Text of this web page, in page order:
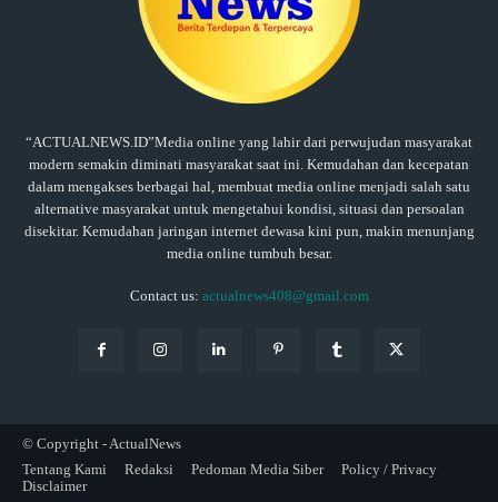
“ACTUALNEWS.ID”Media online yang lahir dari perwujudan masyarakat
modern semakin diminati masyarakat saat ini. Kemudahan dan kecepatan
dalam mengakses berbagai hal, membuat media online menjadi salah satu
alternative masyarakat untuk mengetahui kondisi, situasi dan persoalan
disekitar. Kemudahan jaringan internet dewasa kini pun, makin menunjang
media online tumbuh besar.
Contact us: actualnews408@gmail.com
© Copyright - ActualNews
Tentang Kami
Redaksi Pedoman Media Siber
Policy / Privacy
Disclaimer